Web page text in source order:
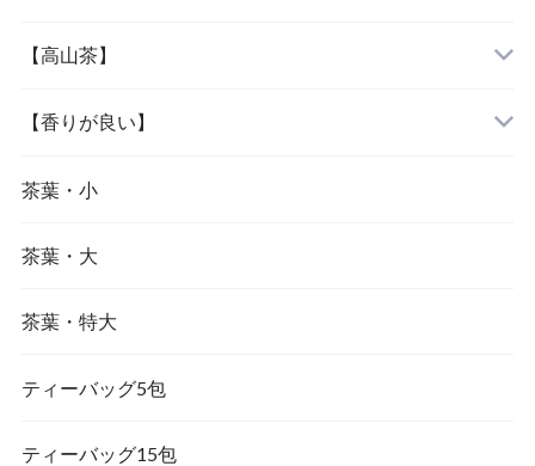
『大禹嶺烏龍茶』
『梨山烏龍茶』
『鹿谷鄕凍頂烏龍茶』
『文山包種茶』
『凍頂烏龍茶』
『東方美人茶』
『紅玉紅茶』
『蜜香紅茶』
【高山茶】
『阿里山烏龍茶』
『杉林溪烏龍茶』
『大禹嶺烏龍茶』
『梨山烏龍茶』
【香りが良い】
『文山包種茶』
『東方美人茶』
『金萱茶』
『茉莉花茶（ジャスミン茶）』
茶葉・小
茶葉・大
茶葉・特大
ティーバッグ5包
ティーバッグ15包